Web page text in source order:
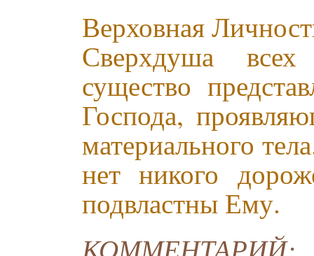
Верховная
Сверхдуша
существо
Господа,
материального
нет никого
подвластны Ему.
КОММЕНТАРИЙ: